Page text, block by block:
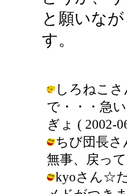
と願いな
す。
しろねこ
で・・・急
ぎょ ( 2002-
ちび団長
無事、戻っ
kyoさん☆